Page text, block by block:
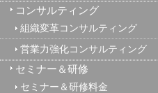
コンサルティング
組織変革コンサルティング
営業力強化コンサルティング
セミナー＆研修
セミナー＆研修料金